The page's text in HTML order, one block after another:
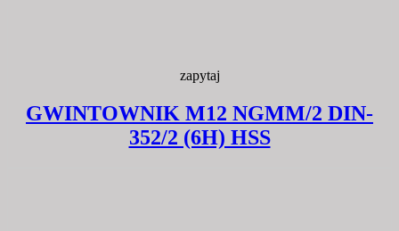
zapytaj
GWINTOWNIK M12 NGMM/2 DIN-
352/2 (6H) HSS